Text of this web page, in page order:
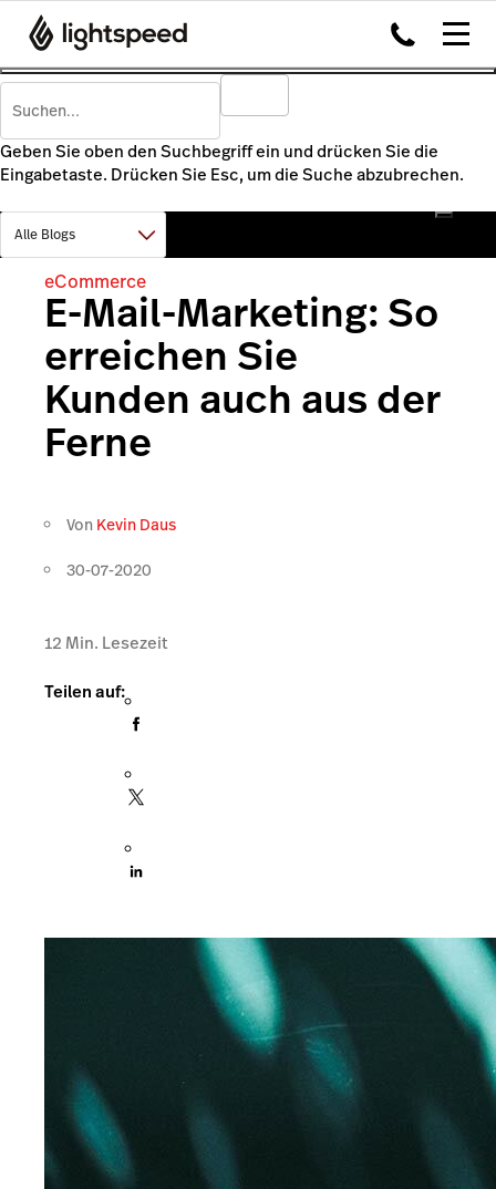
Geben Sie oben den Suchbegriff ein und drücken Sie die
Eingabetaste. Drücken Sie Esc, um die Suche abzubrechen.
eCommerce
E-Mail-Marketing: So
erreichen Sie
Kunden auch aus der
Ferne
Von Kevin Daus
30-07-2020
12 Min. Lesezeit
Teilen auf: